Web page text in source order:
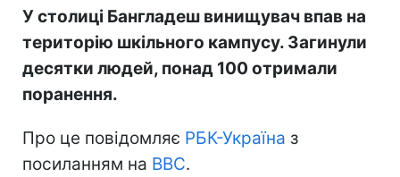
У столиці Бангладеш винищувач впав на
територію шкільного кампусу. Загинули
десятки людей, понад 100 отримали
поранення.
Про це повідомляє РБК-Україна з
посиланням на BBC.